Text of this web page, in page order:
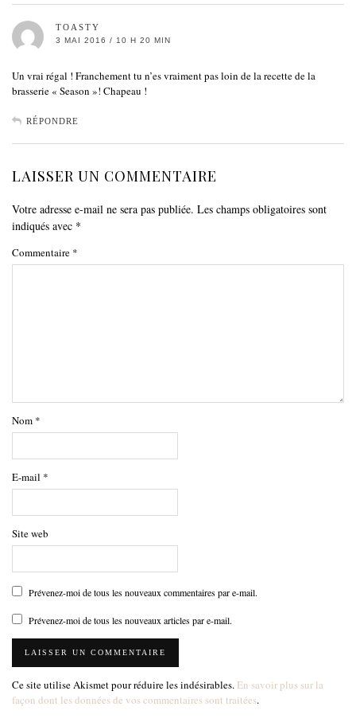
TOASTY
3 MAI 2016 / 10 H 20 MIN
Un vrai régal ! Franchement tu n’es vraiment pas loin de la recette de la
brasserie « Season »! Chapeau !
RÉPONDRE
LAISSER UN COMMENTAIRE
Votre adresse e-mail ne sera pas publiée. Les champs obligatoires sont
indiqués avec *
Commentaire *
Nom *
E-mail *
Site web
Prévenez-moi de tous les nouveaux commentaires par e-mail.
Prévenez-moi de tous les nouveaux articles par e-mail.
Ce site utilise Akismet pour réduire les indésirables. En savoir plus sur la
façon dont les données de vos commentaires sont traitées.